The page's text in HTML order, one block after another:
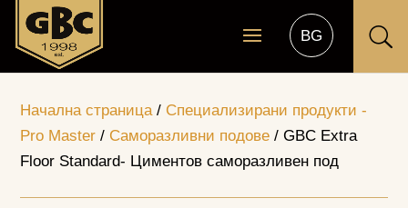
U
Начална страница/ Специализирани продукти -
Pro Master / Саморазливни подове / GBC Extra
Floor Standard- Циментов саморазливен под